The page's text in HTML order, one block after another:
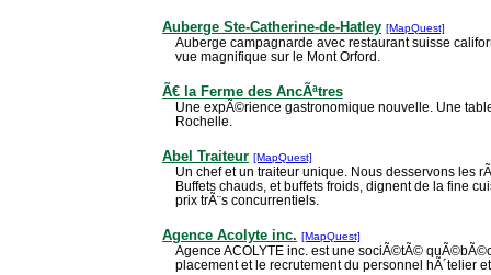
Auberge Ste-Catherine-de-Hatley [MapQuest]
Auberge campagnarde avec restaurant suisse
vue magnifique sur le Mont Orford.
Ã€ la Ferme des AncÃªtres
Une expÃ©rience gastronomique nouvelle. Une
Rochelle.
Abel Traiteur [MapQuest]
Un chef et un traiteur unique. Nous desservons les
Buffets chauds, et buffets froids, dignent de la fine
prix trÃ¨s concurrentiels.
Agence Acolyte inc. [MapQuest]
Agence ACOLYTE inc. est une sociÃ©tÃ©
placement et le recrutement du personnel hÃ´telier